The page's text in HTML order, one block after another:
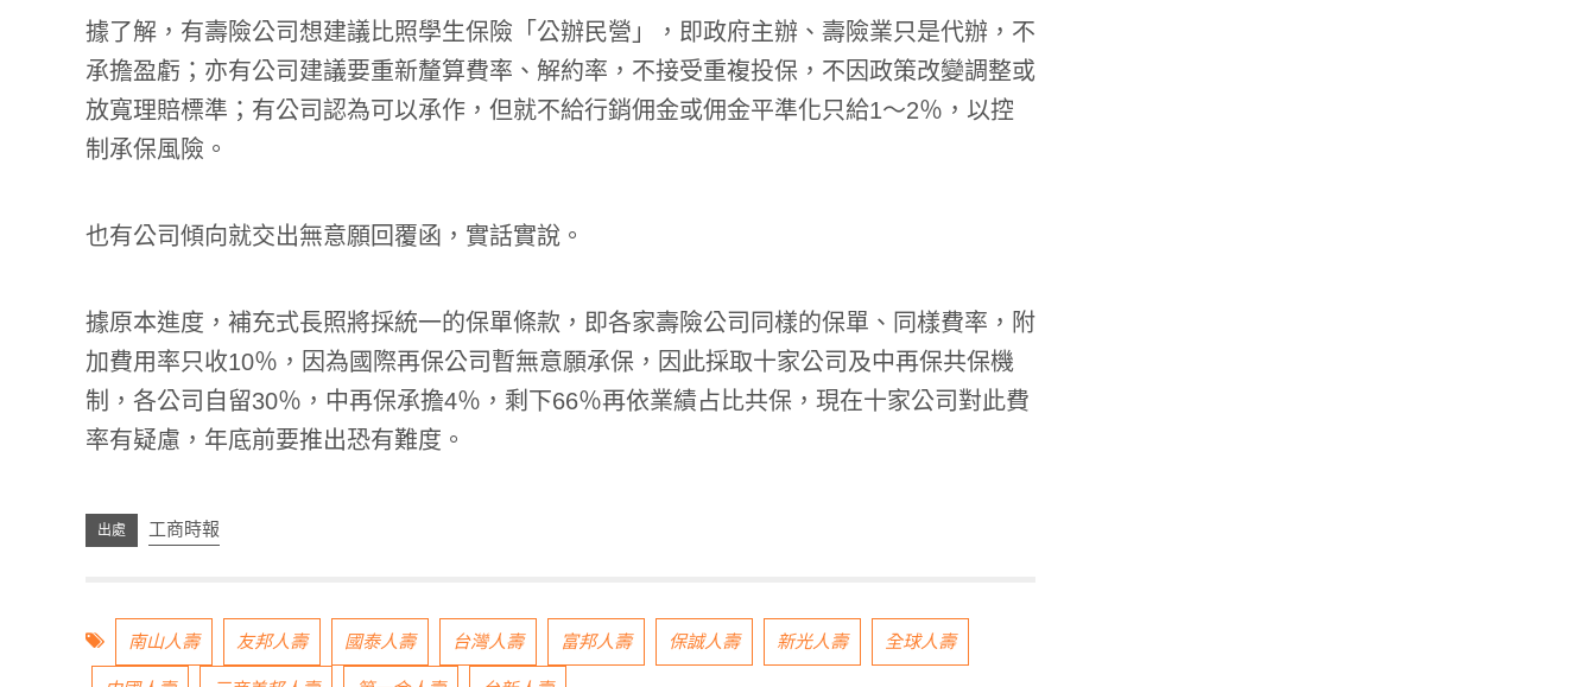
據了解，有壽險公司想建議比照學生保險「公辦民營」，即政府主辦、壽險業只是代辦，不
承擔盈虧；亦有公司建議要重新釐算費率、解約率，不接受重複投保，不因政策改變調整或
放寬理賠標準；有公司認為可以承作，但就不給行銷佣金或佣金平準化只給1～2％，以控
制承保風險。
也有公司傾向就交出無意願回覆函，實話實說。
據原本進度，補充式長照將採統一的保單條款，即各家壽險公司同樣的保單、同樣費率，附
加費用率只收10％，因為國際再保公司暫無意願承保，因此採取十家公司及中再保共保機
制，各公司自留30％，中再保承擔4％，剩下66％再依業績占比共保，現在十家公司對此費
率有疑慮，年底前要推出恐有難度。
工商時報
南山人壽 友邦人壽 國泰人壽 台灣人壽 富邦人壽 保誠人壽 新光人壽 全球人壽